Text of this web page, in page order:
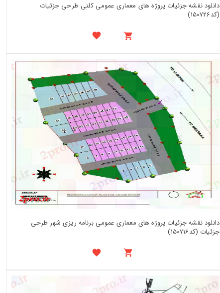
دانلود نقشه جزئیات پروژه های معماری عمومی کلنی طرحی جزئیات
(کد150726)
دانلود نقشه جزئیات پروژه های معماری عمومی برنامه ریزی شهر طرحی
جزئیات (کد150716)